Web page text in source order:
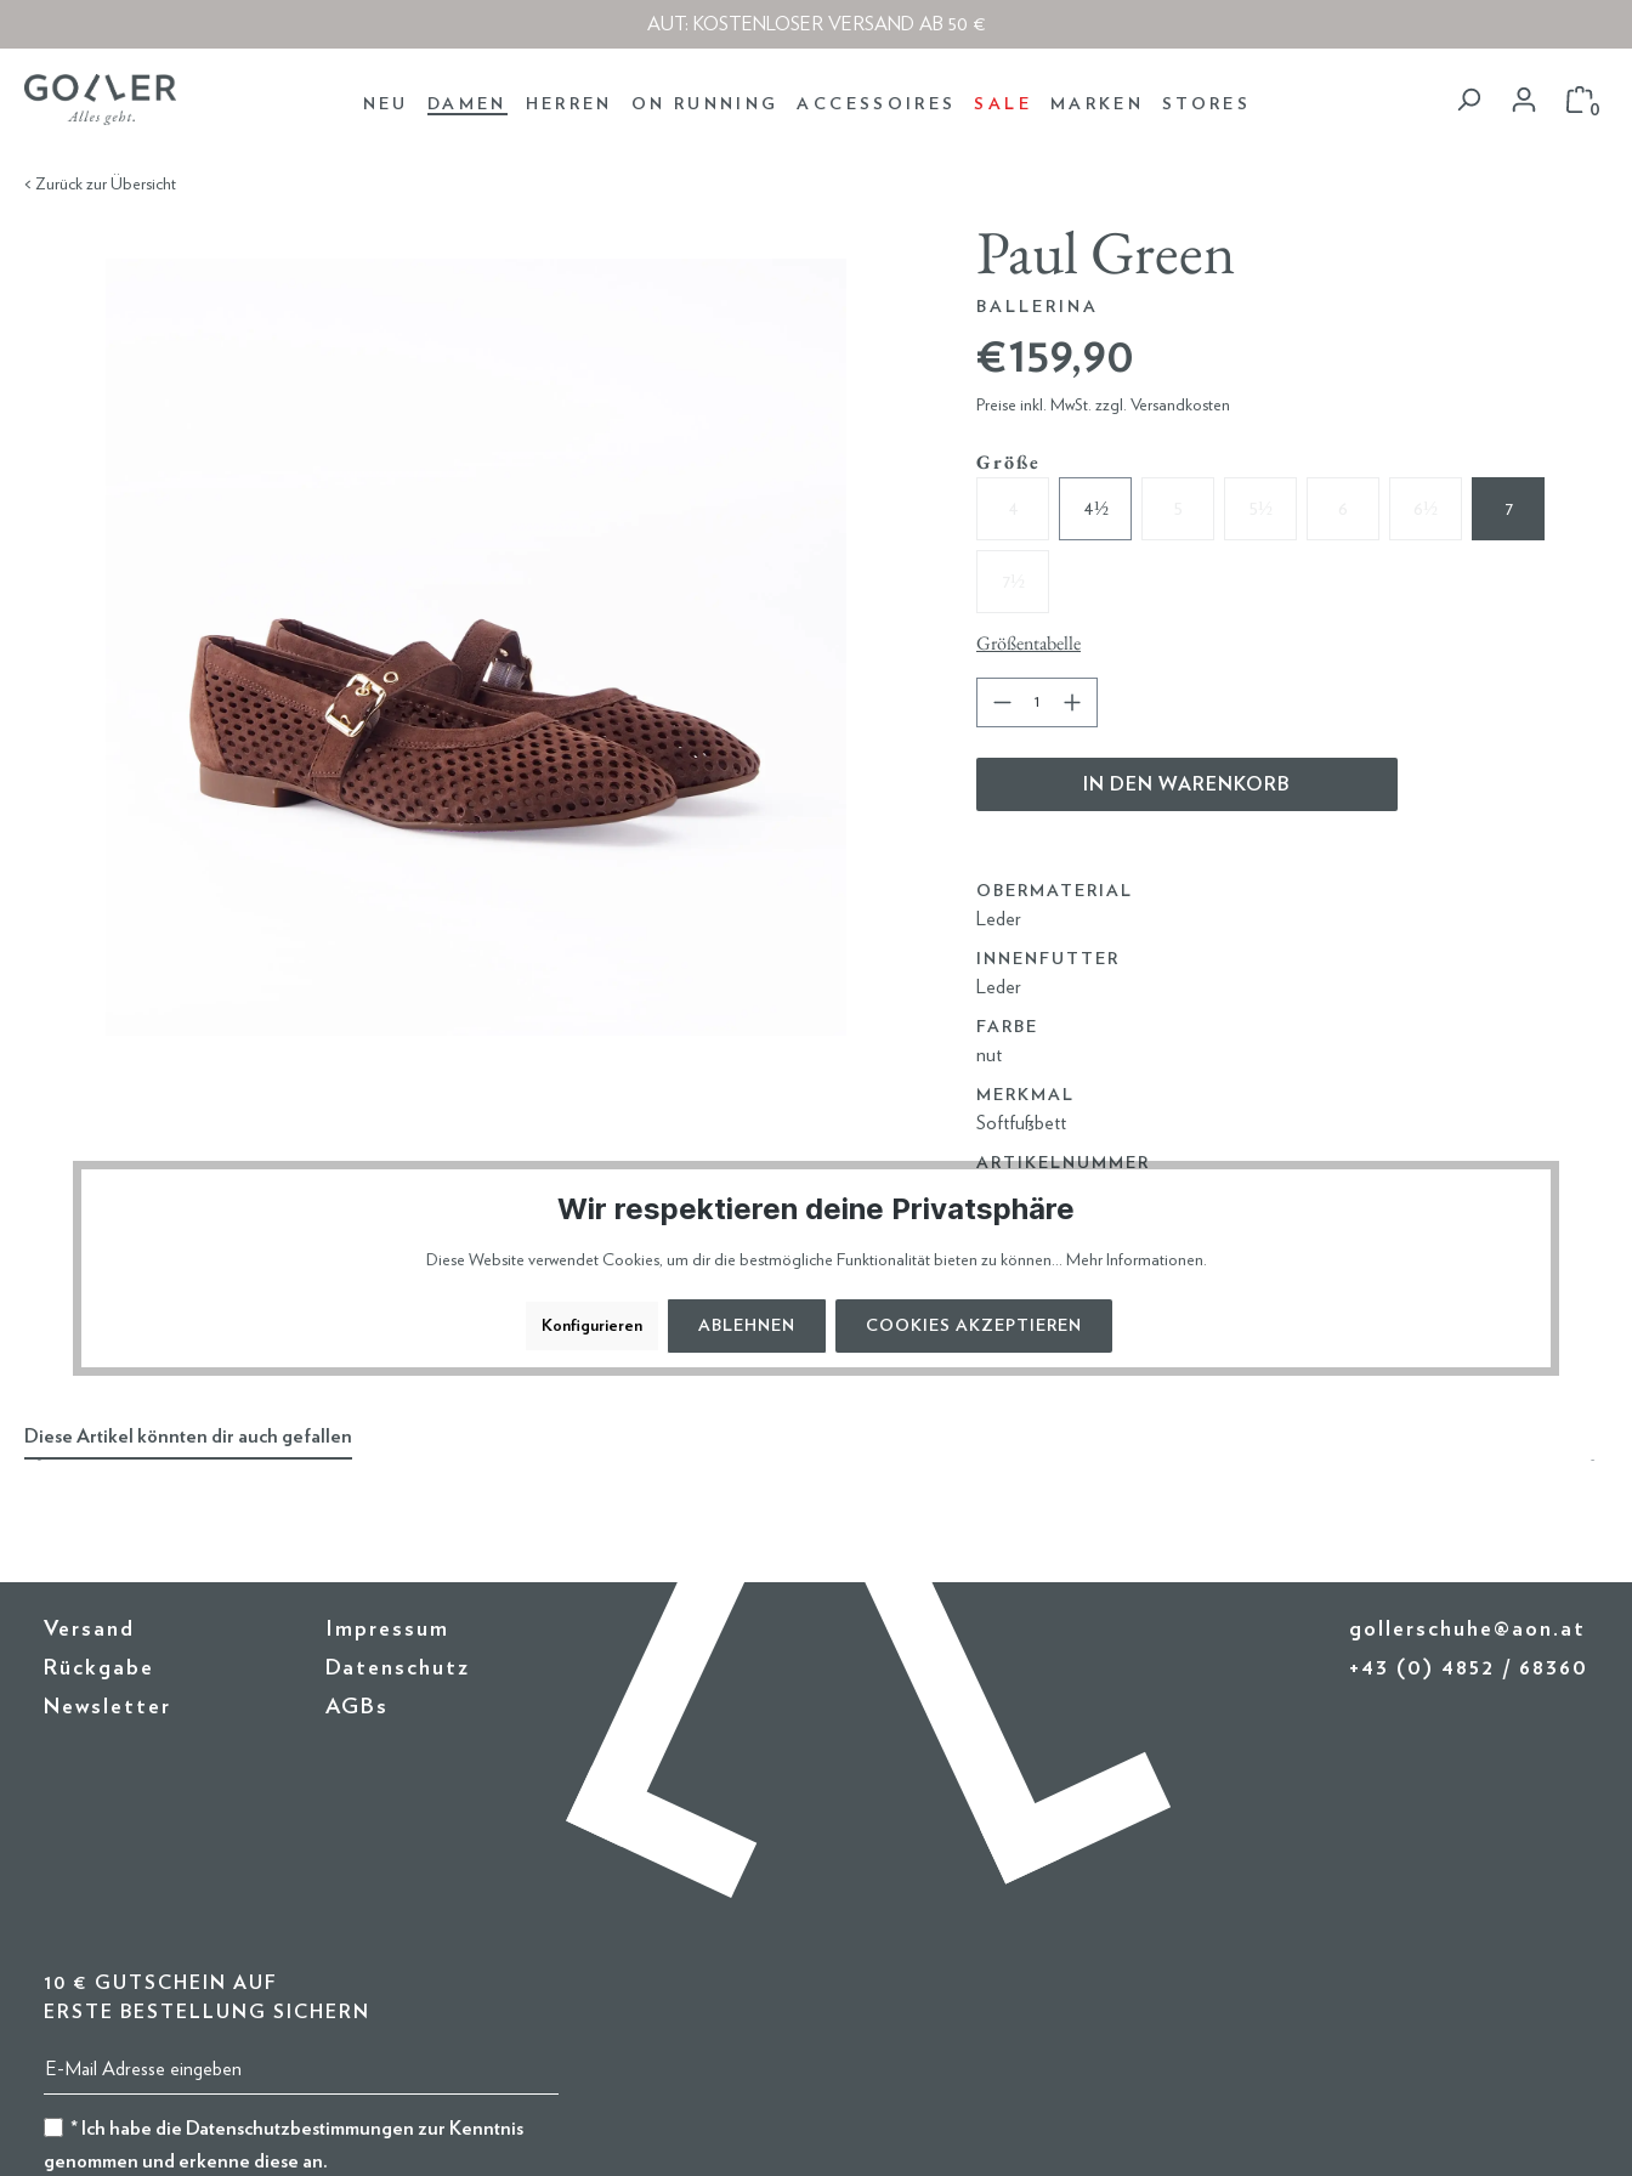
AUT: KOSTENLOSER VERSAND AB 50 €
NEU DAMEN HERREN ON RUNNING ACCESSOIRES SALE MARKEN STORES 0
< Zurück zur Übersicht
Paul Green
BALLERINA
€ 159,90
Preise inkl. MwSt. zzgl. Versandkosten
Größe
4½ 7
Größentabelle
IN DEN WARENKORB
OBERMATERIAL
Leder
INNENFUTTER
Leder
FARBE
nut
MERKMAL
Softfußbett
ARTIKELNUMMER
Diese Artikel könnten dir auch gefallen
Versand
Rückgabe
Newsletter
Impressum
Datenschutz
AGBs
10 € GUTSCHEIN AUF
ERSTE BESTELLUNG SICHERN
* Ich habe die Datenschutzbestimmungen zur Kenntnis
genommen und erkenne diese an.
gollerschuhe@aon.at
+43 (0) 4852 / 68360
Wir respektieren deine Privatsphäre
Diese Website verwendet Cookies, um dir die bestmögliche Funktionalität bieten zu können... Mehr Informationen.
Konfigurieren ABLEHNEN COOKIES AKZEPTIEREN